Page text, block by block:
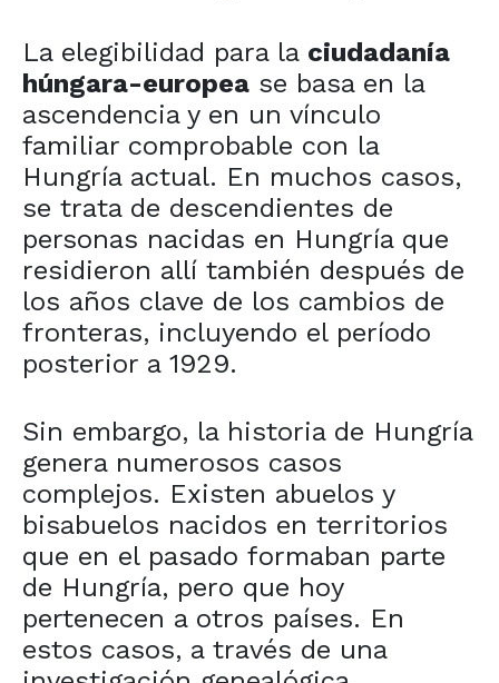
La elegibilidad para la ciudadanía
húngara-europea se basa en la
ascendencia y en un vínculo
familiar comprobable con la
Hungría actual. En muchos casos,
se trata de descendientes de
personas nacidas en Hungría que
residieron allí también después de
los años clave de los cambios de
fronteras, incluyendo el período
posterior a 1929.
Sin embargo, la historia de Hungría
genera numerosos casos
complejos. Existen abuelos y
bisabuelos nacidos en territorios
que en el pasado formaban parte
de Hungría, pero que hoy
pertenecen a otros países. En
estos casos, a través de una